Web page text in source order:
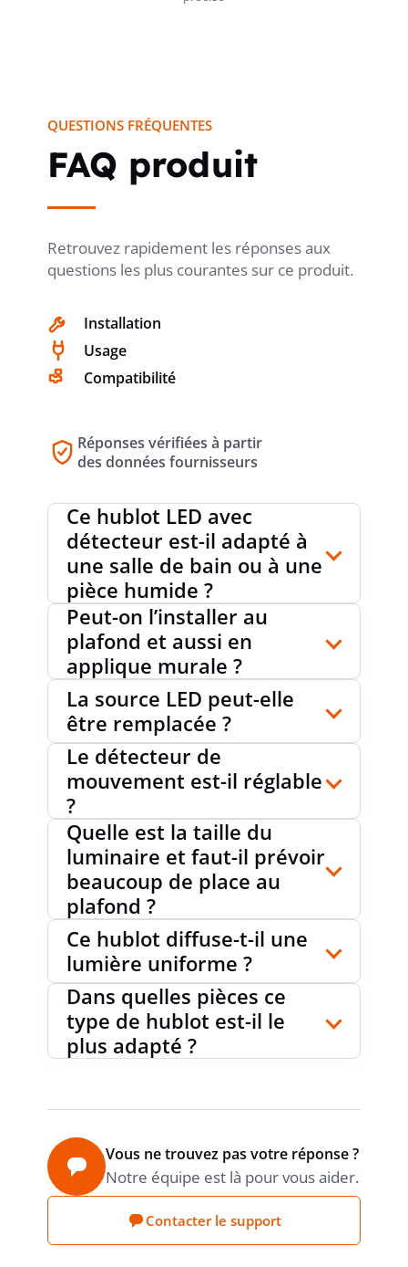
DIAMÈTRE 250 mm
HAUTEUR
CYCLES DE COMMUTATION
TEMPÉRATURE AMBIANTE -20…+40 °C
VARIATION
QUESTIONS FRÉQUENTES
FAQ produit
Retrouvez rapidement les réponses aux
questions les plus courantes sur ce produit.
Installation
Usage
Compatibilité
Réponses vérifiées à partir
des données fournisseurs
Ce hublot LED avec
détecteur est-il adapté à
une salle de bain ou à une
pièce humide ?
Peut-on l’installer au
plafond et aussi en
applique murale ?
La source LED peut-elle
être remplacée ?
Le détecteur de
mouvement est-il réglable
?
Quelle est la taille du
luminaire et faut-il prévoir
beaucoup de place au
plafond ?
Ce hublot diffuse-t-il une
lumière uniforme ?
Dans quelles pièces ce
type de hublot est-il le
plus adapté ?
Vous ne trouvez pas votre réponse ?
Notre équipe est là pour vous aider.
Contacter le support